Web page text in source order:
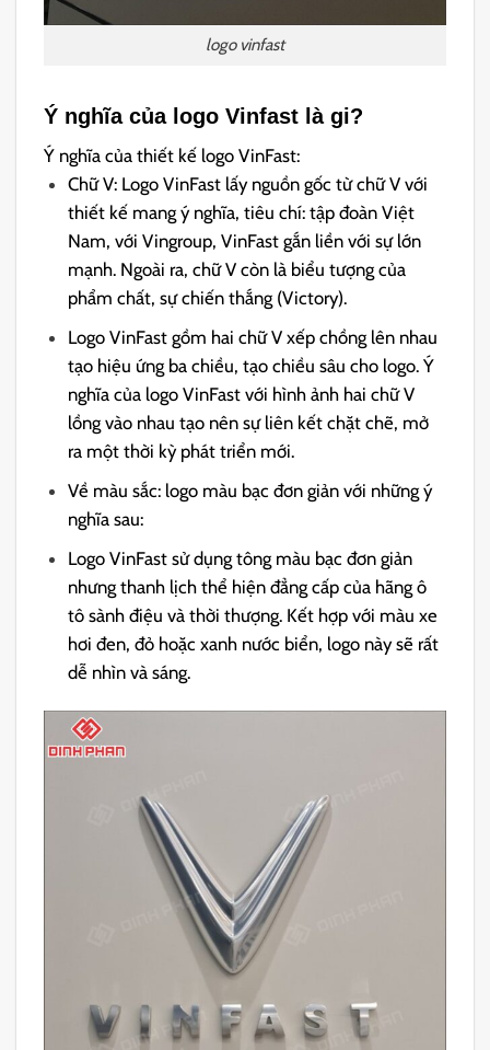
logo vinfast
Ý nghĩa của logo Vinfast là gi?
Ý nghĩa của thiết kế logo VinFast:
Chữ V: Logo VinFast lấy nguồn gốc từ chữ V với
thiết kế mang ý nghĩa, tiêu chí: tập đoàn Việt
Nam, với Vingroup, VinFast gắn liền với sự lớn
mạnh. Ngoài ra, chữ V còn là biểu tượng của
phẩm chất, sự chiến thắng (Victory).
Logo VinFast gồm hai chữ V xếp chồng lên nhau
tạo hiệu ứng ba chiều, tạo chiều sâu cho logo. Ý
nghĩa của logo VinFast với hình ảnh hai chữ V
lồng vào nhau tạo nên sự liên kết chặt chẽ, mở
ra một thời kỳ phát triển mới.
Về màu sắc: logo màu bạc đơn giản với những ý
nghĩa sau:
Logo VinFast sử dụng tông màu bạc đơn giản
nhưng thanh lịch thể hiện đẳng cấp của hãng ô
tô sành điệu và thời thượng. Kết hợp với màu xe
hơi đen, đỏ hoặc xanh nước biển, logo này sẽ rất
dễ nhìn và sáng.